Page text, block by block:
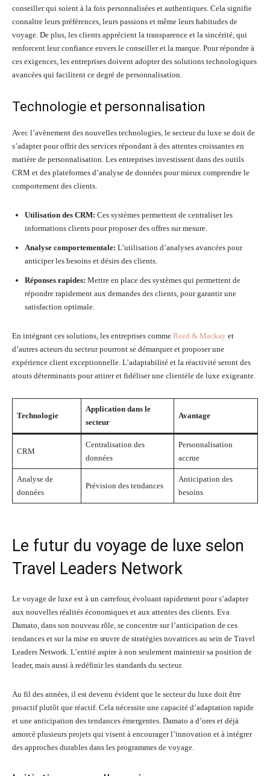
conseiller qui soient à la fois personnalisées et authentiques. Cela signifie
connaître leurs préférences, leurs passions et même leurs habitudes de
voyage. De plus, les clients apprécient la transparence et la sincérité, qui
renforcent leur confiance envers le conseiller et la marque. Pour répondre à
ces exigences, les entreprises doivent adopter des solutions technologiques
avancées qui facilitent ce degré de personnalisation.
Technologie et personnalisation
Avec l’avènement des nouvelles technologies, le secteur du luxe se doit de
s’adapter pour offrir des services répondant à des attentes croissantes en
matière de personnalisation. Les entreprises investissent dans des outils
CRM et des plateformes d’analyse de données pour mieux comprendre le
comportement des clients.
Utilisation des CRM: Ces systèmes permettent de centraliser les
informations clients pour proposer des offres sur mesure.
Analyse comportementale: L’utilisation d’analyses avancées pour
anticiper les besoins et désirs des clients.
Réponses rapides: Mettre en place des systèmes qui permettent de
répondre rapidement aux demandes des clients, pour garantir une
satisfaction optimale.
En intégrant ces solutions, les entreprises comme Reed & Mackay et
d’autres acteurs du secteur pourront se démarquer et proposer une
expérience client exceptionnelle. L’adaptabilité et la réactivité seront des
atouts déterminants pour attirer et fidéliser une clientèle de luxe exigeante.
Technologie
Application dans le
secteur
Avantage
CRM
Centralisation des
données
Personnalisation
accrue
Analyse de
données
Prévision des tendances
Anticipation des
besoins
Le futur du voyage de luxe selon
Travel Leaders Network
Le voyage de luxe est à un carrefour, évoluant rapidement pour s’adapter
aux nouvelles réalités économiques et aux attentes des clients. Eva
Damato, dans son nouveau rôle, se concentre sur l’anticipation de ces
tendances et sur la mise en œuvre de stratégies novatrices au sein de Travel
Leaders Network. L’entité aspire à non seulement maintenir sa position de
leader, mais aussi à redéfinir les standards du secteur.
Au fil des années, il est devenu évident que le secteur du luxe doit être
proactif plutôt que réactif. Cela nécessite une capacité d’adaptation rapide
et une anticipation des tendances émergentes. Damato a d’ores et déjà
amorcé plusieurs projets qui visent à encourager l’innovation et à intégrer
des approches durables dans les programmes de voyage.